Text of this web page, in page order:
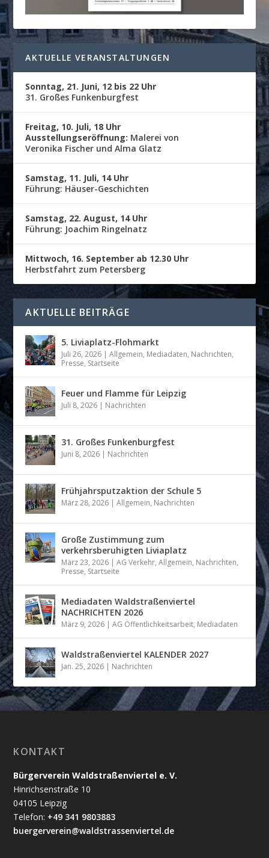
AKTUELLE VERANSTALTUNGEN
Sonntag, 21. Juni, 12 bis 22 Uhr
31. Großes Funkenburgfest
Freitag, 10. Juli, 18 Uhr
Ausstellungseröffnung: Malerei von
Veronika Fischer und Alma Glatz
Samstag, 11. Juli, 14 Uhr
Führung: Häuser-Geschichten
Samstag, 22. August, 14 Uhr
Führung: Joachim Ringelnatz
Mittwoch, 16. September ab 12.30 Uhr
Herbstfahrt zum Petersberg
AKTUELLE BEITRÄGE
5. Liviaplatz-Flohmarkt
Juli 26, 2026 |Allgemein, Mediadaten, Nachrichten,
Presse, Startseite
Feuer und Flamme für Leipzig
Juli 8, 2026 | Nachrichten
31. Großes Funkenburgfest
Juni 8, 2026 | Nachrichten
Frühjahrsputzaktion der Schule 5
März 28, 2026 |Allgemein, Nachrichten
Große Zustimmung zum
verkehrsberuhigten Liviaplatz
März 23, 2026 |AG Verkehr,Allgemein, Nachrichten,
Presse, Startseite
Mediadaten Waldstraßenviertel
NACHRICHTEN 2026
März 9, 2026 |AG Öffentlichkeitsarbeit, Mediadaten
Waldstraßenviertel KALENDER 2027
Jan. 25, 2026 | Nachrichten
KONTAKT
Bürgerverein Waldstraßenviertel e. V.
Hinrichsenstraße 10
04105 Leipzig
Telefon: +49 341 9803883
buergerverein@waldstrassenviertel.de